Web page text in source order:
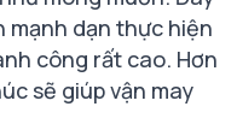
mạnh dạn thực hiện
công rất cao. Hơn
sẽ giúp vận may